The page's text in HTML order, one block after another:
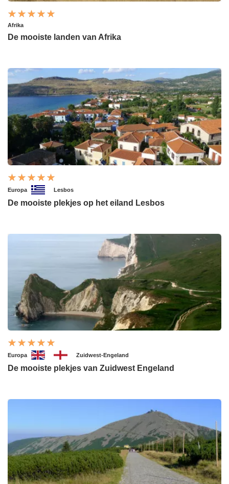
Afrika
De mooiste landen van Afrika
Europa Lesbos
De mooiste plekjes op het eiland Lesbos
Europa Zuidwest-Engeland
De mooiste plekjes van Zuidwest Engeland